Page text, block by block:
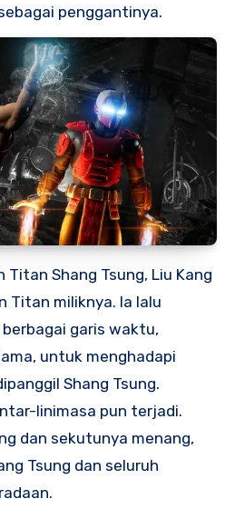
penggantinya.
Titan Shang Tsung, Liu Kang
Titan miliknya. Ia lalu
garis waktu,
untuk menghadapi
Shang Tsung.
linimasa pun terjadi.
dan sekutunya menang,
Tsung dan seluruh